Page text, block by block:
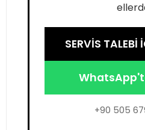
SERVİS TALEBİ
+90 505